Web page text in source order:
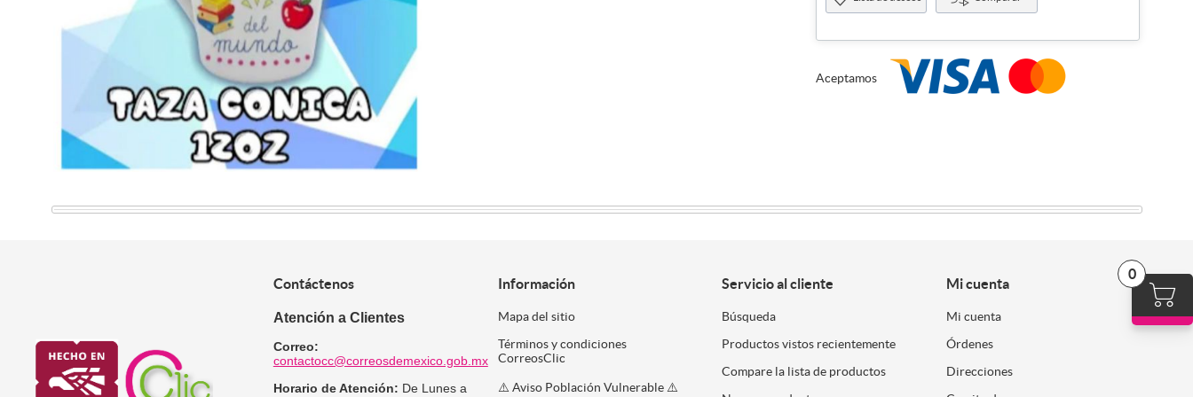
0
Aceptamos
Contáctenos
Atención a Clientes
Correo:
contactocc@correosdemexico.gob.mx
Horario de Atención: De Lunes a
Información
Mapa del sitio
Términos y condiciones
CorreosClic
⚠️ Aviso Población Vulnerable ⚠️
Servicio al cliente
Búsqueda
Productos vistos recientemente
Compare la lista de productos
Mi cuenta
Mi cuenta
Órdenes
Direcciones